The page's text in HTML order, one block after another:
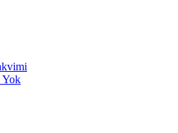
Yok